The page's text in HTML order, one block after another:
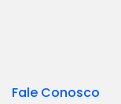
Fale Conosco